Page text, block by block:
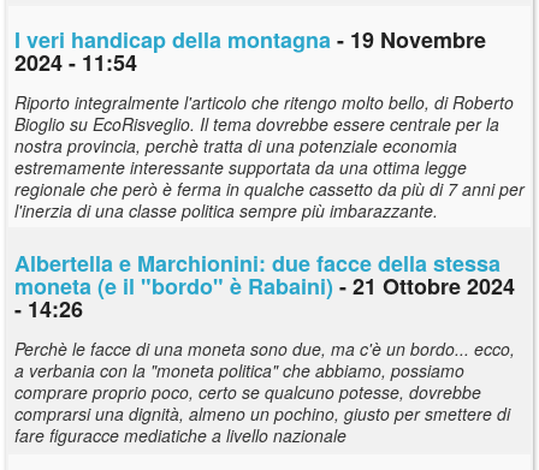
I veri handicap della montagna- 19 Novembre
2024 - 11:54
Riporto integralmente l'articolo che ritengo molto bello, di Roberto
Bioglio su EcoRisveglio. Il tema dovrebbe essere centrale per la
nostra provincia, perchè tratta di una potenziale economia
estremamente interessante supportata da una ottima legge
regionale che però è ferma in qualche cassetto da più di 7 anni per
l'inerzia di una classe politica sempre più imbarazzante.
Albertella e Marchionini: due facce della stessa
moneta (e il "bordo" è Rabaini) - 21 Ottobre 2024
- 14:26
Perchè le facce di una moneta sono due, ma c'è un bordo... ecco,
a verbania con la "moneta politica" che abbiamo, possiamo
comprare proprio poco, certo se qualcuno potesse, dovrebbe
comprarsi una dignità, almeno un pochino, giusto per smettere di
fare figuracce mediatiche a livello nazionale